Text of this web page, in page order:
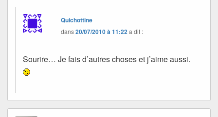
Quichottine
dans20/07/2010 à 11:22a dit :
Sourire… Je fais d’autres choses et j’aime aussi.